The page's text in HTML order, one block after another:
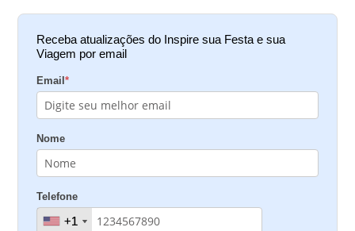
Receba atualizações do Inspire sua Festa e sua
Viagem por email
Email*
Nome
Telefone
+1
+1